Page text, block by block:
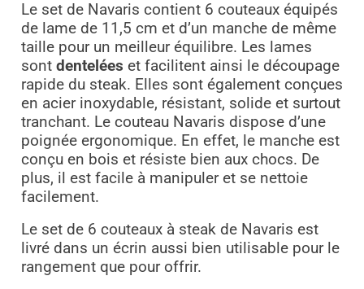
Le set de Navaris contient 6 couteaux équipés
de lame de 11,5 cm et d’un manche de même
taille pour un meilleur équilibre. Les lames
sont dentelées et facilitent ainsi le découpage
rapide du steak. Elles sont également conçues
en acier inoxydable, résistant, solide et surtout
tranchant. Le couteau Navaris dispose d’une
poignée ergonomique. En effet, le manche est
conçu en bois et résiste bien aux chocs. De
plus, il est facile à manipuler et se nettoie
facilement.
Le set de 6 couteaux à steak de Navaris est
livré dans un écrin aussi bien utilisable pour le
rangement que pour offrir.